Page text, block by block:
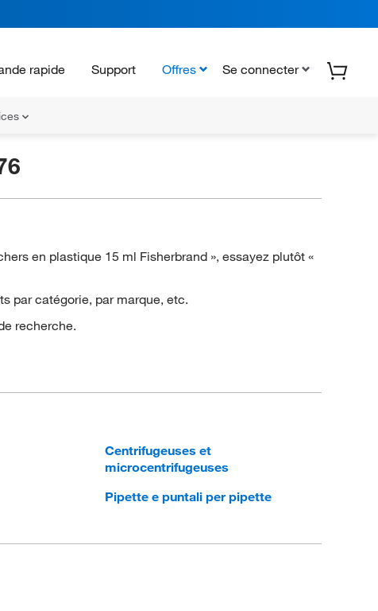
rapide Support Offres Se connecter
en plastique 15 ml Fisherbrand », essayez plutôt «
par catégorie, par marque, etc.
recherche.
Centrifugeuses et
microcentrifugeuses
Pipette e puntali per pipette